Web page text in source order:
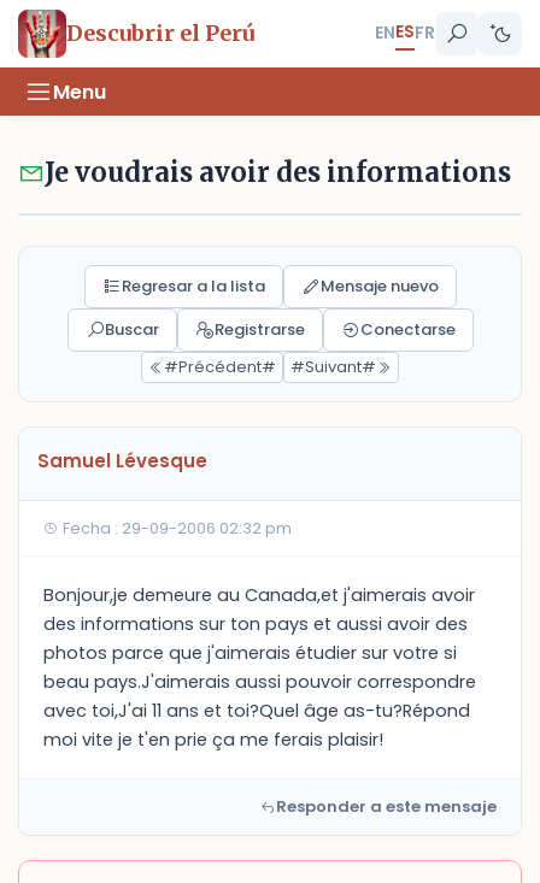
Descubrir el Perú ENESFR
Menu
Je voudrais avoir des informations
Regresar a la lista
Mensaje nuevo
Buscar
Registrarse
Conectarse
#Précédent#
#Suivant#
Samuel Lévesque
Fecha : 29-09-2006 02:32 pm
Bonjour,je demeure au Canada,et j'aimerais avoir
des informations sur ton pays et aussi avoir des
photos parce que j'aimerais étudier sur votre si
beau pays.J'aimerais aussi pouvoir correspondre
avec toi,J'ai 11 ans et toi?Quel âge as-tu?Répond
moi vite je t'en prie ça me ferais plaisir!
Responder a este mensaje